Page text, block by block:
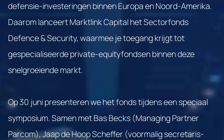
defensie-investeringen binnen Europa en Noord-Amerika.
Daarom lanceert Marktlink Capital het Sectorfonds
Defence & Security, waarmee je toegang krijgt tot
gespecialiseerde private-equityfondsen binnen deze
snelgroeiende markt.
Op 30 juni presenteren we het fonds tijdens een speciaal
symposium. Samen met Bas Becks (Managing Partner
Parcom), Jaap de Hoop Scheffer (voormalig secretaris-